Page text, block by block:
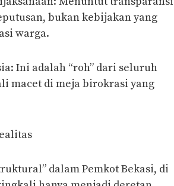
bukan kebijakan yang
warga.
Ini adalah “roh” dari seluruh
macet di meja birokrasi yang
dalam Pemkot Bekasi, di